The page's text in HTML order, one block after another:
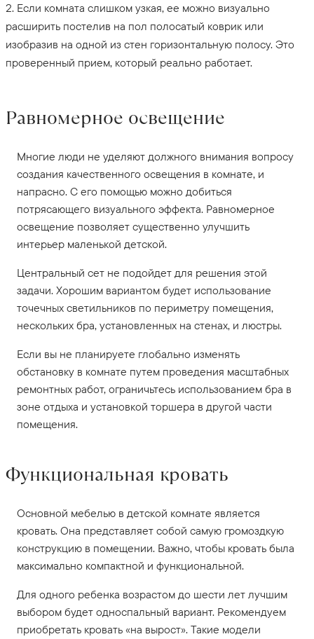
Если комната слишком узкая, ее можно визуально
расширить постелив на пол полосатый коврик или
изобразив на одной из стен горизонтальную полосу. Это
проверенный прием, который реально работает.
Равномерное освещение
Многие люди не уделяют должного внимания вопросу
создания качественного освещения в комнате, и
напрасно. С его помощью можно добиться
потрясающего визуального эффекта. Равномерное
освещение позволяет существенно улучшить
интерьер маленькой детской.
Центральный сет не подойдет для решения этой
задачи. Хорошим вариантом будет использование
точечных светильников по периметру помещения,
нескольких бра, установленных на стенах, и люстры.
Если вы не планируете глобально изменять
обстановку в комнате путем проведения масштабных
ремонтных работ, ограничьтесь использованием бра в
зоне отдыха и установкой торшера в другой части
помещения.
Функциональная кровать
Основной мебелью в детской комнате является
кровать. Она представляет собой самую громоздкую
конструкцию в помещении. Важно, чтобы кровать была
максимально компактной и функциональной.
Для одного ребенка возрастом до шести лет лучшим
выбором будет односпальный вариант. Рекомендуем
приобретать кровать «на вырост». Такие модели